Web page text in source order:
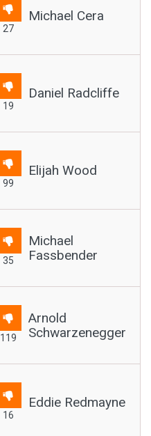
27
Michael Cera
19
Daniel Radcliffe
99
Elijah Wood
35
Michael
Fassbender
119
Arnold
Schwarzenegger
16
Eddie Redmayne